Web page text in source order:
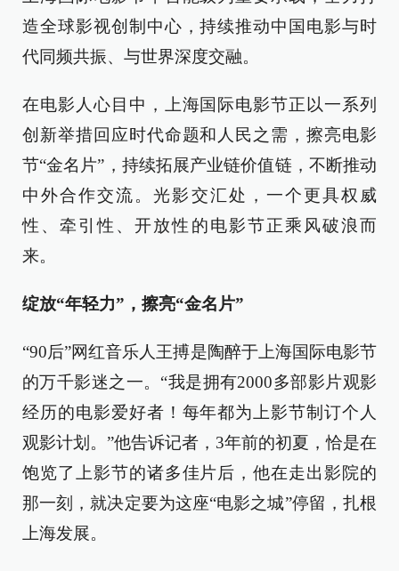
造全球影视创制中心，持续推动中国电影与时
代同频共振、与世界深度交融。
在电影人心目中，上海国际电影节正以一系列
创新举措回应时代命题和人民之需，擦亮电影
节“金名片”，持续拓展产业链价值链，不断推动
中外合作交流。光影交汇处，一个更具权威
性、牵引性、开放性的电影节正乘风破浪而
来。
绽放“年轻力”，擦亮“金名片”
“90后”网红音乐人王搏是陶醉于上海国际电影节
的万千影迷之一。“我是拥有2000多部影片观影
经历的电影爱好者！每年都为上影节制订个人
观影计划。”他告诉记者，3年前的初夏，恰是在
饱览了上影节的诸多佳片后，他在走出影院的
那一刻，就决定要为这座“电影之城”停留，扎根
上海发展。